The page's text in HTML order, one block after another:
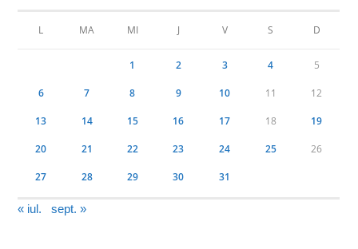
L MA MI J V S D
1 2 3 4 5
6 7 8 9 10 11 12
13 14 15 16 17 18 19
20 21 22 23 24 25 26
27 28 29 30 31
« iul. sept. »